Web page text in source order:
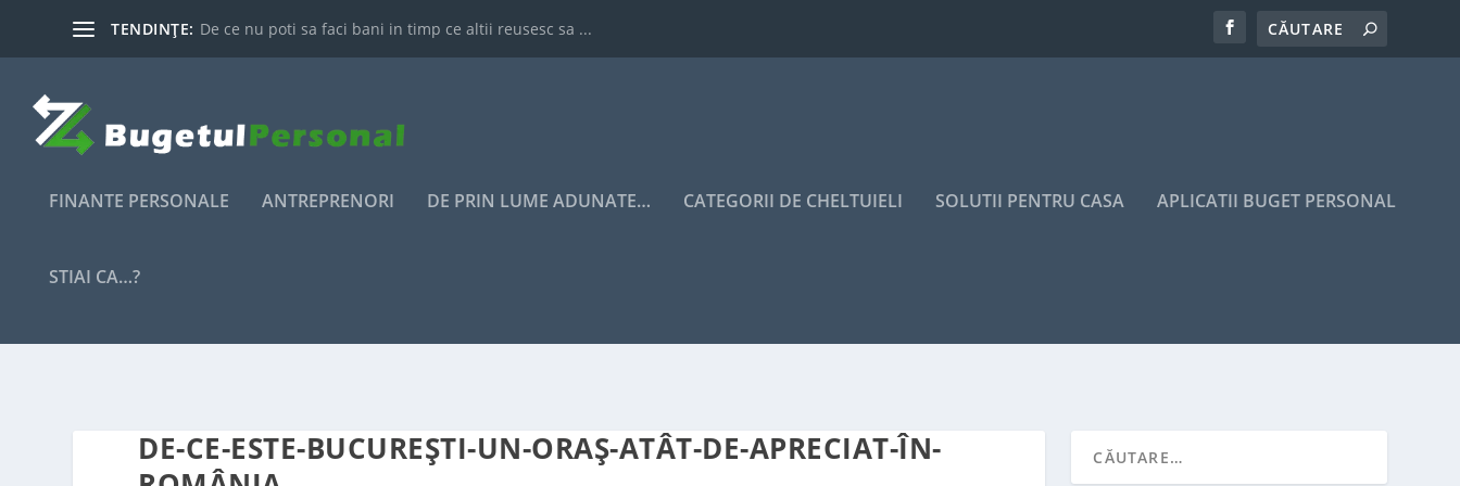
TENDINȚE: De ce nu poti sa faci bani in timp ce altii reusesc sa ...
FINANTE PERSONALE ANTREPRENORI DE PRIN LUME ADUNATE… CATEGORII DE CHELTUIELI SOLUTII PENTRU CASA APLICATII BUGET PERSONAL
STIAI CA…?
DE-CE-ESTE-BUCUREȘTI-UN-ORAȘ-ATÂT-DE-APRECIAT-ÎN-